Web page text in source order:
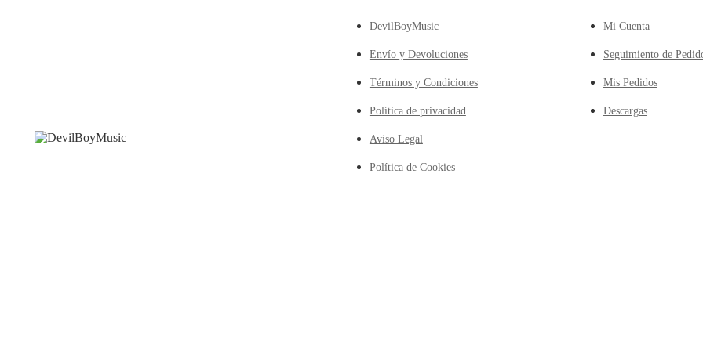
DevilBoyMusic
Envío y Devoluciones
Términos y Condiciones
Política de privacidad
Aviso Legal
Política de Cookies
Mi Cuenta
Seguimiento de
Mis Pedidos
Descargas